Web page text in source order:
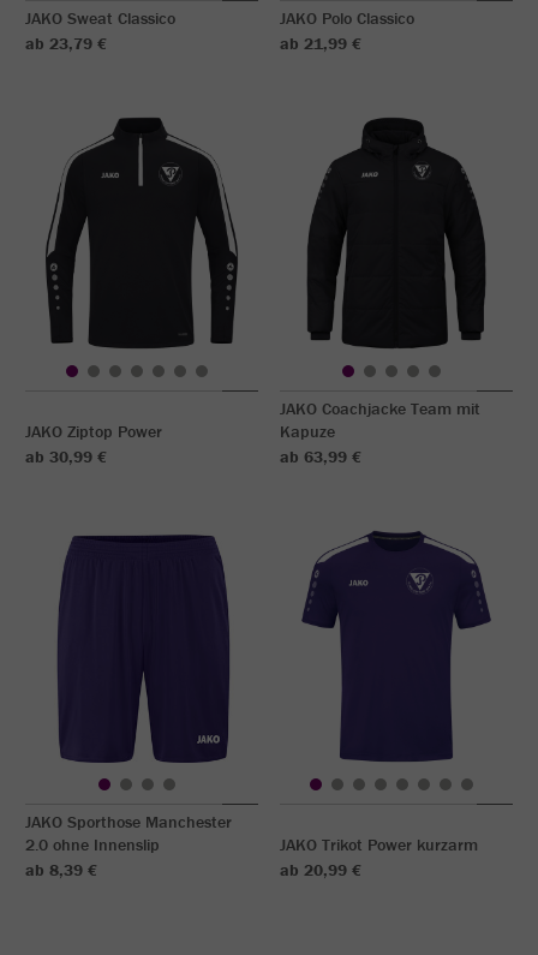
JAKO Sweat Classico
ab 23,79 €
JAKO Polo Classico
ab 21,99 €
JAKO Ziptop Power
ab 30,99 €
JAKO Coachjacke Team mit
Kapuze
ab 63,99 €
JAKO Sporthose Manchester
2.0 ohne Innenslip
ab 8,39 €
JAKO Trikot Power kurzarm
ab 20,99 €